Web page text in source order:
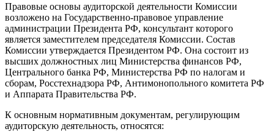
Правовые основы аудиторской деятельности Комиссии
возложено на Государственно-правовое управление
администрации Президента РФ, консультант которого
является заместителем председателя Комиссии. Состав
Комиссии утверждается Президентом РФ. Она состоит из
высших должностных лиц Министерства финансов РФ,
Центрального банка РФ, Министерства РФ по налогам и
сборам, Росстехнадзора РФ, Антимонопольного комитета РФ
и Аппарата Правительства РФ.
К основным нормативным документам, регулирующим
аудиторскую деятельность, относятся: